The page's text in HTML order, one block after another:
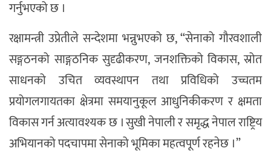
गर्नुभएको छ ।
रक्षामन्त्री उप्रेतीले सन्देशमा भन्नुभएको छ, “सेनाको गौरवशाली
सङ्गठनको साङ्गठनिक सुदृढीकरण, जनशक्तिको विकास, स्रोत
साधनको उचित व्यवस्थापन तथा प्रविधिको उच्चतम
प्रयोगलगायतका क्षेत्रमा समयानुकूल आधुनिकीकरण र क्षमता
विकास गर्न अत्यावश्यक छ । सुखी नेपाली र समृद्ध नेपाल राष्ट्रिय
अभियानको पदचापमा सेनाको भूमिका महत्वपूर्ण रहनेछ ।”